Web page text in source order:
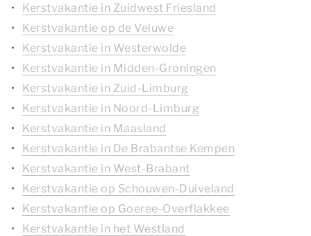
Kerstvakantie in Zuidwest Friesland
Kerstvakantie op de Veluwe
Kerstvakantie in Westerwolde
Kerstvakantie in Midden-Groningen
Kerstvakantie in Zuid-Limburg
Kerstvakantie in Noord-Limburg
Kerstvakantie in Maasland
Kerstvakantie in De Brabantse Kempen
Kerstvakantie in West-Brabant
Kerstvakantie op Schouwen-Duiveland
Kerstvakantie op Goeree-Overflakkee
Kerstvakantie in het Westland